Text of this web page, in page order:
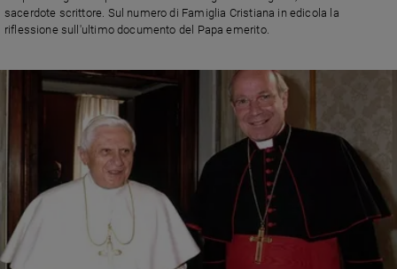
sacerdote scrittore. Sul numero di Famiglia Cristiana in edicola la
riflessione sull'ultimo documento del Papa emerito.